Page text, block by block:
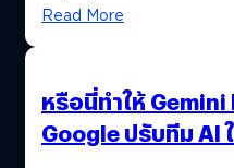
Read More
หรือนี่ทำให้ Gemini
Google ปรับทีม AI